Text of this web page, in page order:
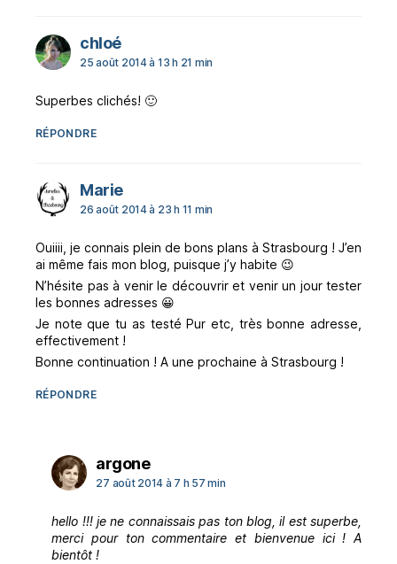
chloédit :
25 août 2014 à 13 h 21 min
Superbes clichés! 🙂
RÉPONDRE
Mariedit :
26 août 2014 à 23 h 11 min
Ouiiii, je connais plein de bons plans à Strasbourg ! J’en
ai même fais mon blog, puisque j’y habite 😉
N’hésite pas à venir le découvrir et venir un jour tester
les bonnes adresses 😀
Je note que tu as testé Pur etc, très bonne adresse,
effectivement !
Bonne continuation ! A une prochaine à Strasbourg !
RÉPONDRE
argonedit :
27 août 2014 à 7 h 57 min
hello !!! je ne connaissais pas ton blog, il est superbe,
merci pour ton commentaire et bienvenue ici ! A
bientôt !